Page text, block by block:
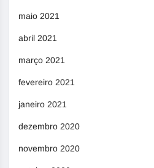
maio 2021
abril 2021
março 2021
fevereiro 2021
janeiro 2021
dezembro 2020
novembro 2020